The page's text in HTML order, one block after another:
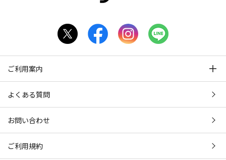
ご利用案内
よくある質問
お問い合わせ
ご利用規約